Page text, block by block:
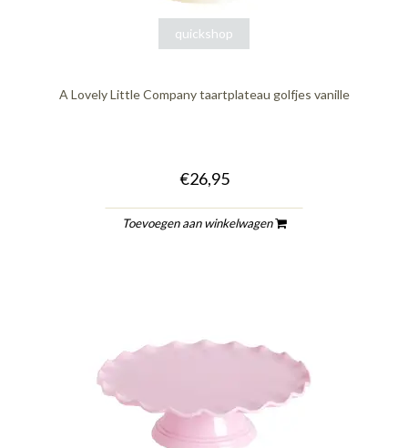
quickshop
A Lovely Little Company taartplateau golfjes vanille
€26,95
Toevoegen aan winkelwagen